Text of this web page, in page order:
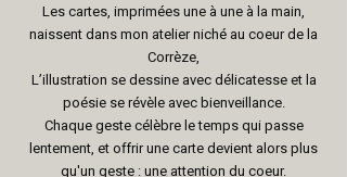
Les cartes, imprimées une à une à la main,
naissent dans mon atelier niché au coeur de la
Corrèze,
L’illustration se dessine avec délicatesse et la
poésie se révèle avec bienveillance.
Chaque geste célèbre le temps qui passe
lentement, et offrir une carte devient alors plus
qu'un geste : une attention du coeur.